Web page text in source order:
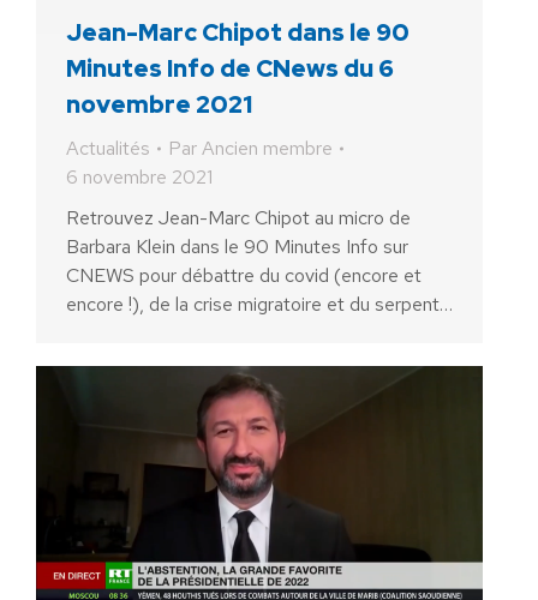
Jean-Marc Chipot dans le 90
Minutes Info de CNews du 6
novembre 2021
Actualités ParAncien membre
6 novembre 2021
Retrouvez Jean-Marc Chipot au micro de
Barbara Klein dans le 90 Minutes Info sur
CNEWS pour débattre du covid (encore et
encore !), de la crise migratoire et du serpent…